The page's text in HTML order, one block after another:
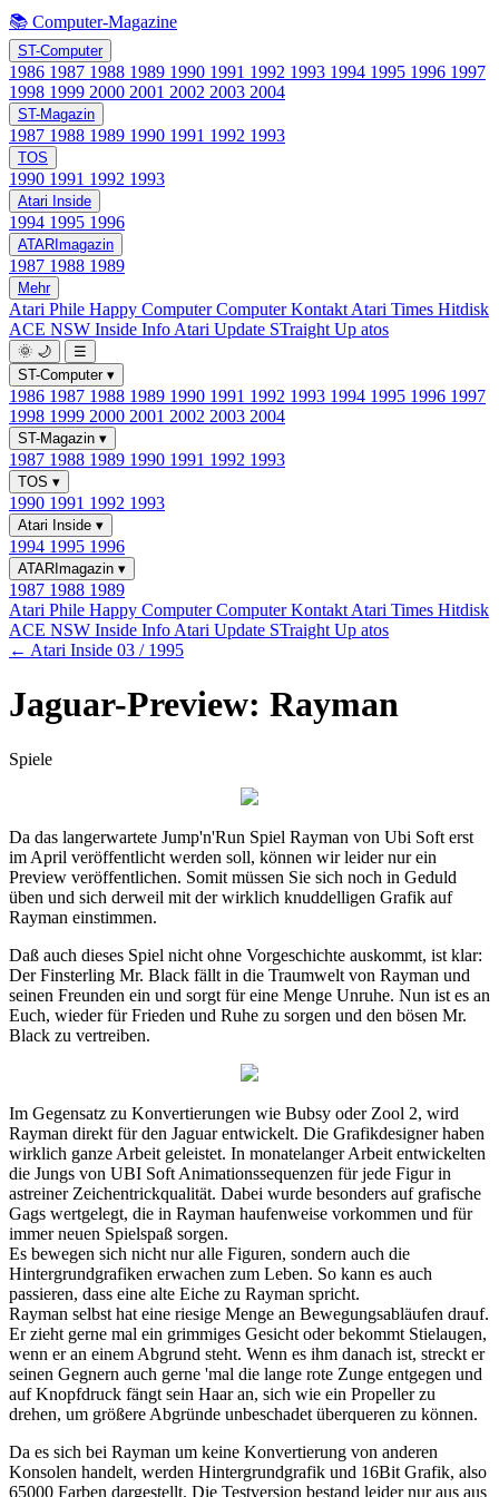
📚 Computer-Magazine
ST-Computer
1986 1987 1988 1989 1990 1991 1992 1993 1994 1995 1996 1997
1998 1999 2000 2001 2002 2003 2004
ST-Magazin
1987 1988 1989 1990 1991 1992 1993
TOS
1990 1991 1992 1993
Atari Inside
1994 1995 1996
ATARImagazin
1987 1988 1989
Mehr
Atari Phile Happy ComputerComputer Kontakt Atari Times Hitdisk
ACE NSW Inside Info Atari Update STraight Up atos
🌞 🌙
☰
ST-Computer ▾
1986 1987 1988 1989 1990 1991 1992 1993 1994 1995 1996 1997
1998 1999 2000 2001 2002 2003 2004
ST-Magazin ▾
1987 1988 1989 1990 1991 1992 1993
TOS ▾
1990 1991 1992 1993
Atari Inside ▾
1994 1995 1996
ATARImagazin ▾
1987 1988 1989
Atari Phile Happy ComputerComputer Kontakt Atari Times Hitdisk
ACE NSW Inside Info Atari Update STraight Up atos
← Atari Inside 03 / 1995
Jaguar-Preview: Rayman
Spiele
Da das langerwartete Jump'n'Run Spiel Rayman von Ubi Soft erst
im April veröffentlicht werden soll, können wir leider nur ein
Preview veröffentlichen. Somit müssen Sie sich noch in Geduld
üben und sich derweil mit der wirklich knuddelligen Grafik auf
Rayman einstimmen.
Daß auch dieses Spiel nicht ohne Vorgeschichte auskommt, ist klar:
Der Finsterling Mr. Black fällt in die Traumwelt von Rayman und
seinen Freunden ein und sorgt für eine Menge Unruhe. Nun ist es an
Euch, wieder für Frieden und Ruhe zu sorgen und den bösen Mr.
Black zu vertreiben.
Im Gegensatz zu Konvertierungen wie Bubsy oder Zool 2, wird
Rayman direkt für den Jaguar entwickelt. Die Grafikdesigner haben
wirklich ganze Arbeit geleistet. In monatelanger Arbeit entwickelten
die Jungs von UBI Soft Animationssequenzen für jede Figur in
astreiner Zeichentrickqualität. Dabei wurde besonders auf grafische
Gags wertgelegt, die in Rayman haufenweise vorkommen und für
immer neuen Spielspaß sorgen.
Es bewegen sich nicht nur alle Figuren, sondern auch die
Hintergrundgrafiken erwachen zum Leben. So kann es auch
passieren, dass eine alte Eiche zu Rayman spricht.
Rayman selbst hat eine riesige Menge an Bewegungsabläufen drauf.
Er zieht gerne mal ein grimmiges Gesicht oder bekommt Stielaugen,
wenn er an einem Abgrund steht. Wenn es ihm danach ist, streckt er
seinen Gegnern auch gerne 'mal die lange rote Zunge entgegen und
auf Knopfdruck fängt sein Haar an, sich wie ein Propeller zu
drehen, um größere Abgründe unbeschadet überqueren zu können.
Da es sich bei Rayman um keine Konvertierung von anderen
Konsolen handelt, werden Hintergrundgrafik und 16Bit Grafik, also
65000 Farben dargestellt. Die Testversion bestand leider nur aus aus